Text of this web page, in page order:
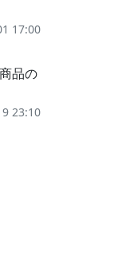
17:00
品の
23:10